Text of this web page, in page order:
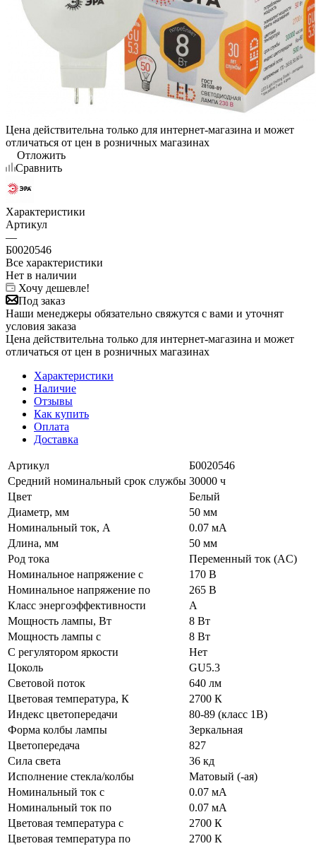
Цена действительна только для интернет-магазина и может
отличаться от цен в розничных магазинах
Отложить
Сравнить
Характеристики
Артикул
—
Б0020546
Все характеристики
Нет в наличии
Хочу дешевле!
Под заказ
Наши менеджеры обязательно свяжутся с вами и уточнят
условия заказа
Цена действительна только для интернет-магазина и может
отличаться от цен в розничных магазинах
Характеристики
Наличие
Отзывы
Как купить
Оплата
Доставка
Артикул
Б0020546
Средний номинальный срок службы 30000 ч
Цвет
Белый
Диаметр, мм
50 мм
Номинальный ток, А
0.07 мА
Длина, мм
50 мм
Род тока
Переменный ток (AC)
Номинальное напряжение с
170 В
Номинальное напряжение по
265 В
Класс энергоэффективности
A
Мощность лампы, Вт
8 Вт
Мощность лампы с
8 Вт
С регулятором яркости
Нет
Цоколь
GU5.3
Световой поток
640 лм
Цветовая температура, К
2700 К
Индекс цветопередачи
80-89 (класс 1В)
Форма колбы лампы
Зеркальная
Цветопередача
827
Сила света
36 кд
Исполнение стекла/колбы
Матовый (-ая)
Номинальный ток с
0.07 мА
Номинальный ток по
0.07 мА
Цветовая температура с
2700 К
Цветовая температура по
2700 К